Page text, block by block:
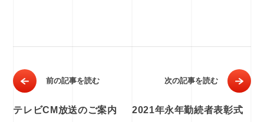
前の記事を読む
テレビCM放送のご案内
次の記事を読む
2021年永年勤続者表彰式